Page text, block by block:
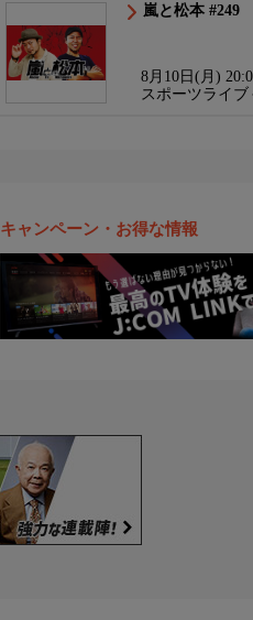
嵐と松本 #249
8月10日(月)
スポーツライブ
キャンペーン・お得な情報